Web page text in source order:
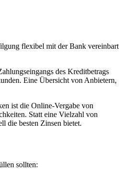
flexibel mit der Bank vereinbart
des Kreditbetrags
Eine Übersicht von Anbietern,
ist die Online-Vergabe von
Statt eine Vielzahl von
die besten Zinsen bietet.
sollten: